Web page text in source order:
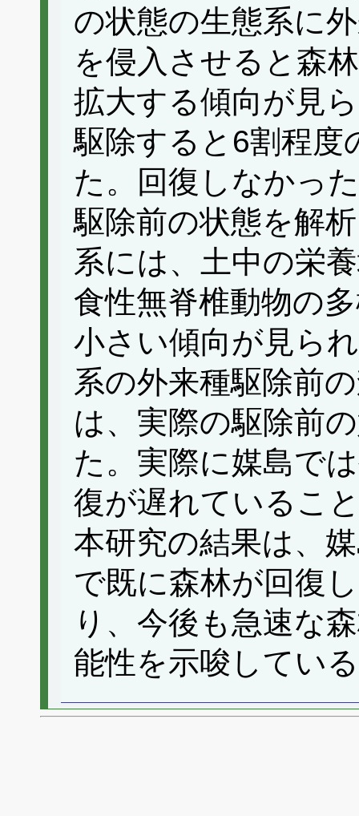
の状態の生態系に
を侵入させると森
拡大する傾向が見
駆除すると6割程度
た。回復しなかっ
駆除前の状態を解
系には、土中の栄
食性無脊椎動物の
小さい傾向が見ら
系の外来種駆除前
は、実際の駆除前
た。実際に媒島で
復が遅れているこ
本研究の結果は、
で既に森林が回復
り、今後も急速な
能性を示唆してい